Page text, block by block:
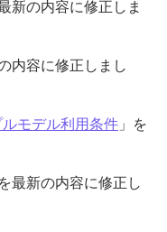
新の内容に修正しま
内容に修正しまし
モデル利用条件 」を
最新の内容に修正し